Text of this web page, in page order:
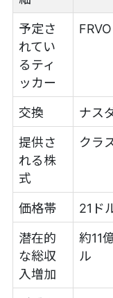
予定さ
れてい
るティ
ッカー
FRVO
交換 ナス
提供さ
れる株
式
クラ
価格帯 21ド
潜在的
な総収
入増加
約11
ル